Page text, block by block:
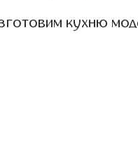
кухню